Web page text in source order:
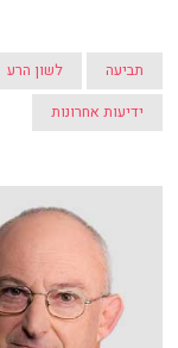
תביעה לשון הרע
ידיעות אחרונות